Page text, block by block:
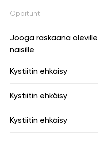
Oppitunti
Jooga raskaana oleville
naisille
Kystiitin ehkäisy
Kystiitin ehkäisy
Kystiitin ehkäisy